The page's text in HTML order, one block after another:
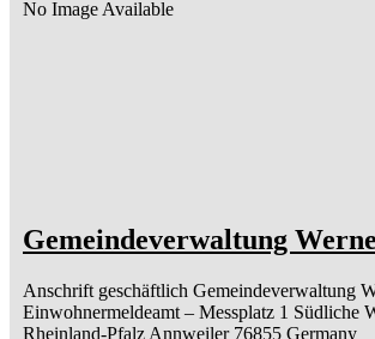
No Image Available
Gemeindeverwaltung
Anschrift geschäftlich Gemeindeverwaltung
Einwohnermeldeamt – Messplatz 1 Südliche
Rheinland-Pfalz Annweiler 76855 Germany